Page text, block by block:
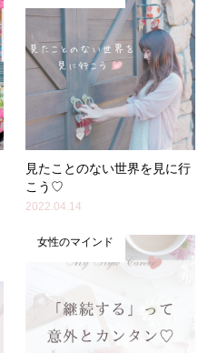
見たことのない世界を見に行
こう♡
2022.04.14
女性のマインド